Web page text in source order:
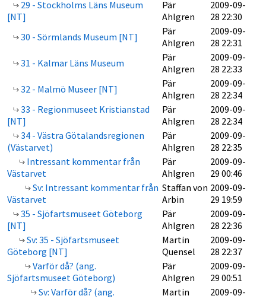
29 - Stockholms Läns Museum
[NT]
Pär
Ahlgren
2009-09-
28 22:30
30 - Sörmlands Museum [NT]
Pär
Ahlgren
2009-09-
28 22:31
31 - Kalmar Läns Museum
Pär
Ahlgren
2009-09-
28 22:33
32 - Malmö Museer [NT]
Pär
Ahlgren
2009-09-
28 22:34
33 - Regionmuseet Kristianstad
[NT]
Pär
Ahlgren
2009-09-
28 22:34
34 - Västra Götalandsregionen
(Västarvet)
Pär
Ahlgren
2009-09-
28 22:35
Intressant kommentar från
Västarvet
Pär
Ahlgren
2009-09-
29 00:46
Sv: Intressant kommentar från
Västarvet
Staffan von
Arbin
2009-09-
29 19:59
35 - Sjöfartsmuseet Göteborg
[NT]
Pär
Ahlgren
2009-09-
28 22:36
Sv: 35 - Sjöfartsmuseet
Göteborg [NT]
Martin
Quensel
2009-09-
28 22:37
Varför då? (ang.
Sjöfartsmuseet Göteborg)
Pär
Ahlgren
2009-09-
29 00:51
Sv: Varför då? (ang.
Martin
2009-09-